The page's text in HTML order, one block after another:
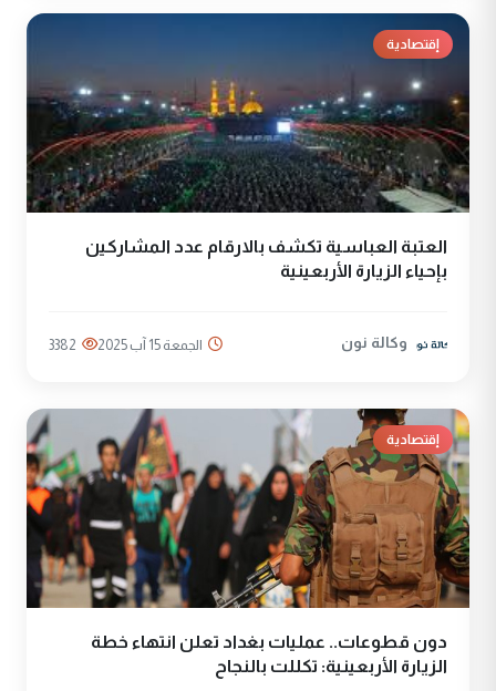
إقتصادية
العتبة العباسية تكشف بالارقام عدد المشاركين
بإحياء الزيارة الأربعينية
وكالة نون الجمعة 15 آب 2025 3382
إقتصادية
دون قطوعات.. عمليات بغداد تعلن انتهاء خطة
الزيارة الأربعينية: تكللت بالنجاح